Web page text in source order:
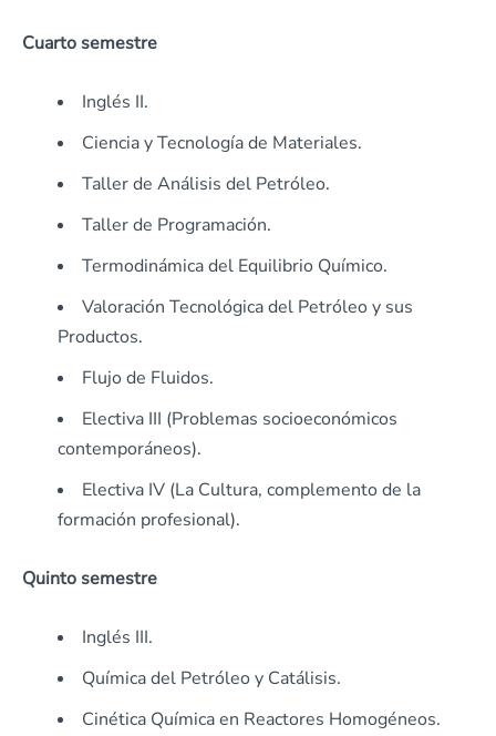
Cuarto semestre
Inglés II.
Ciencia y Tecnología de Materiales.
Taller de Análisis del Petróleo.
Taller de Programación.
Termodinámica del Equilibrio Químico.
Valoración Tecnológica del Petróleo y sus
Productos.
Flujo de Fluidos.
Electiva III (Problemas socioeconómicos
contemporáneos).
Electiva IV (La Cultura, complemento de la
formación profesional).
Quinto semestre
Inglés III.
Química del Petróleo y Catálisis.
Cinética Química en Reactores Homogéneos.